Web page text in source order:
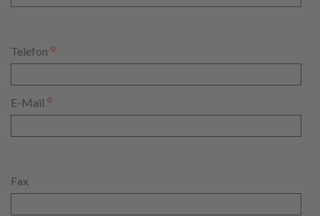
Telefon
E-Mail
Fax